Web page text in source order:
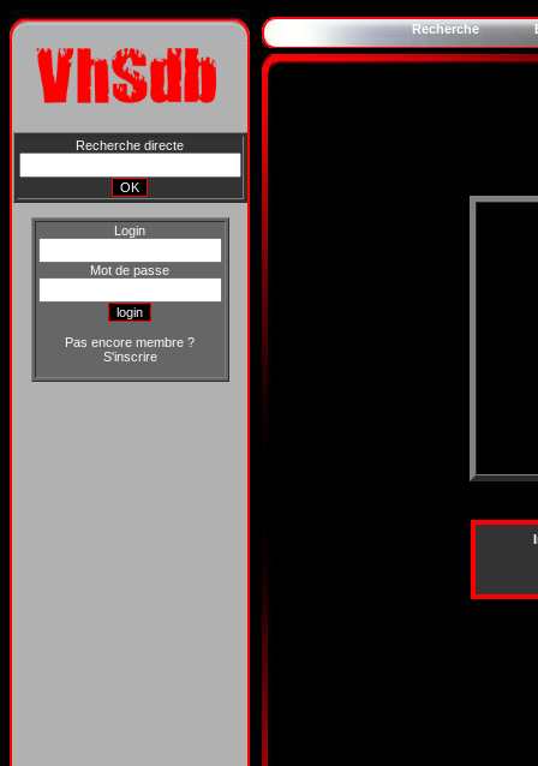
Recherche directe
Login
Mot de passe
Pas encore membre ?
S'inscrire
Recherche